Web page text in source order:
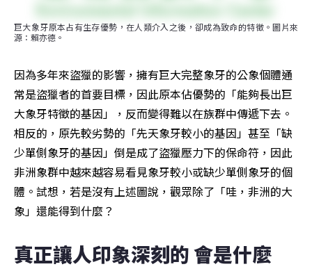
巨大象牙原本占有生存優勢，在人類介入之後，卻成為致命的特徵。圖片來
源：賴亦德。
因為多年來盜獵的影響，擁有巨大完整象牙的公象個體通
常是盜獵者的首要目標，因此原本佔優勢的「能夠長出巨
大象牙特徵的基因」，反而變得難以在族群中傳遞下去。
相反的，原先較劣勢的「先天象牙較小的基因」甚至「缺
少單側象牙的基因」倒是成了盜獵壓力下的保命符，因此
非洲象群中越來越容易看見象牙較小或缺少單側象牙的個
體。試想，若是沒有上述圖說，觀眾除了「哇，非洲的大
象」還能得到什麼？
真正讓人印象深刻的 會是什麼